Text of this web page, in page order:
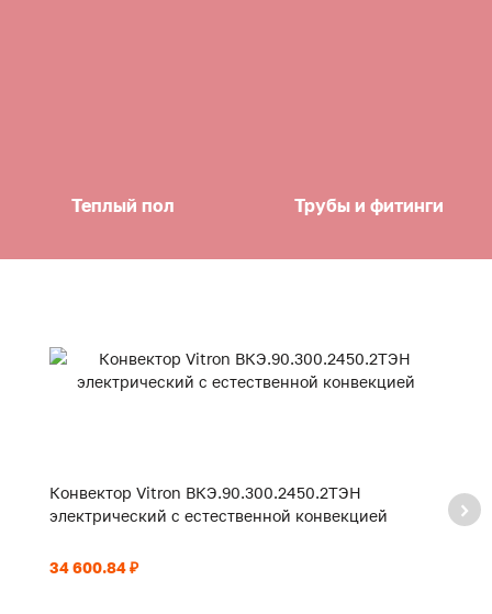
Теплый пол Трубы и фитинги
Конвектор Vitron ВКЭ.90.300.2450.2ТЭН
электрический с естественной конвекцией
34 600.84 ₽